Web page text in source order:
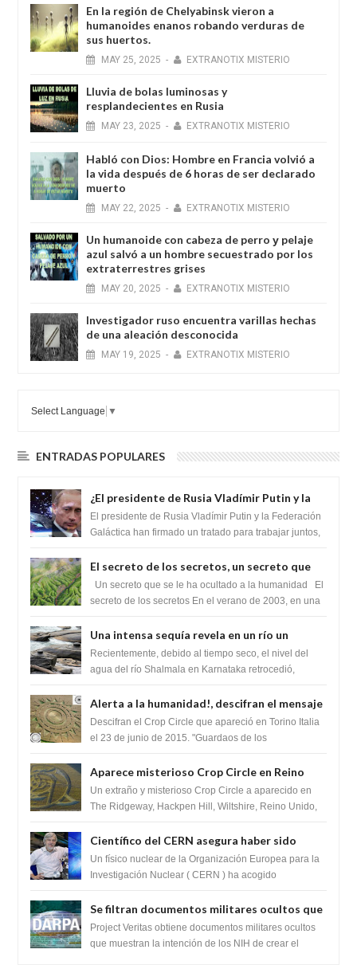
En la región de Chelyabinsk vieron a
humanoides enanos robando verduras de
sus huertos.
MAY 25, 2025 - EXTRANOTIX MISTERIO
Lluvia de bolas luminosas y
resplandecientes en Rusia
MAY 23, 2025 - EXTRANOTIX MISTERIO
Habló con Dios: Hombre en Francia volvió a
la vida después de 6 horas de ser declarado
muerto
MAY 22, 2025 - EXTRANOTIX MISTERIO
Un humanoide con cabeza de perro у pelaje
azul salvó a un hombre secuestrado por los
extraterrestres grises
MAY 20, 2025 - EXTRANOTIX MISTERIO
Investigador ruso encuentra varillas hechas
de una aleación desconocida
MAY 19, 2025 - EXTRANOTIX MISTERIO
Select Language ▼
ENTRADAS POPULARES
¿El presidente de Rusia Vladímir Putin y la
Federación Galactica han firmado un
tratado para acabar con los Sionistas?
El presidente de Rusia Vladímir Putin y la Federación
Galáctica han firmado un tratado para trabajar juntos,
El secreto de los secretos, un secreto que
cambiaría por completo el destino de la
humanidad
Un secreto que se le ha ocultado a la humanidad El
secreto de los secretos En el verano de 2003, en una
Una intensa sequía revela en un río un
impresionante hallazgo de miles de Shiva
Lingas
Recientemente, debido al tiempo seco, el nivel del
agua del río Shalmala en Karnataka retrocedió,
Alerta a la humanidad!, descifran el mensaje
del Crop Circle de Torino ,Italia
Descifran el Crop Circle que apareció en Torino Italia
el 23 de junio de 2015. "Guardaos de los
Aparece misterioso Crop Circle en Reino
Unido 23 de junio 2016
Un extraño y misterioso Crop Circle a aparecido en
The Ridgeway, Hackpen Hill, Wiltshire, Reino Unido,
Científico del CERN asegura haber sido
ayudado por seres de luz durante una
prueba del Colisionador de Hadrones
Un físico nuclear de la Organización Europea para la
Investigación Nuclear ( CERN ) ha acogido
Se filtran documentos militares ocultos que
muestran la intención de los NIH de crear el
SARS-CoV-2, utilizando la investigación de
Project Veritas obtiene documentos militares ocultos
que muestran la intención de los NIH de crear el